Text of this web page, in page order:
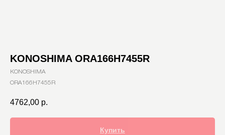
KONOSHIMA ORA166H7455R
KONOSHIMA
ORA166H7455R
4762,00 р.
Купить